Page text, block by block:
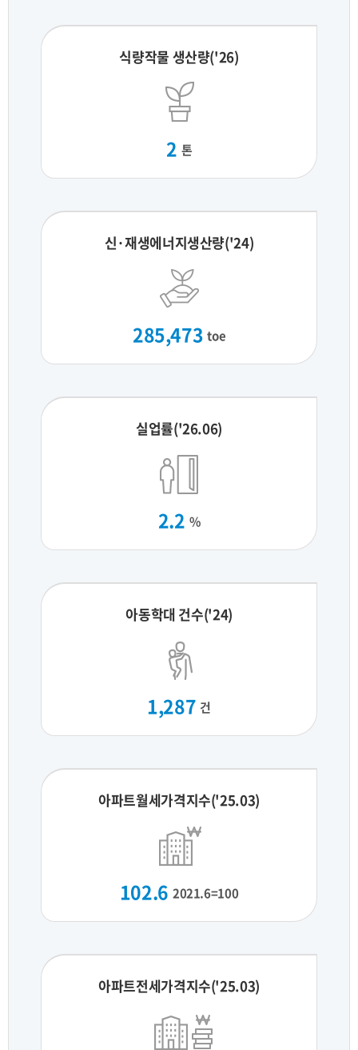
식량작물 생산량('26)
2 톤
신·재생에너지생산량('24)
285,473 toe
실업률('26.06)
2.2 %
아동학대 건수('24)
1,287 건
아파트월세가격지수('25.03)
102.6 2021.6=100
아파트전세가격지수('25.03)